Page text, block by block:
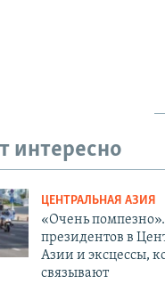
интересно
ЦЕНТРАЛЬНАЯ АЗИЯ
«Очень
президентов в
Азии и эксцессы,
связывают